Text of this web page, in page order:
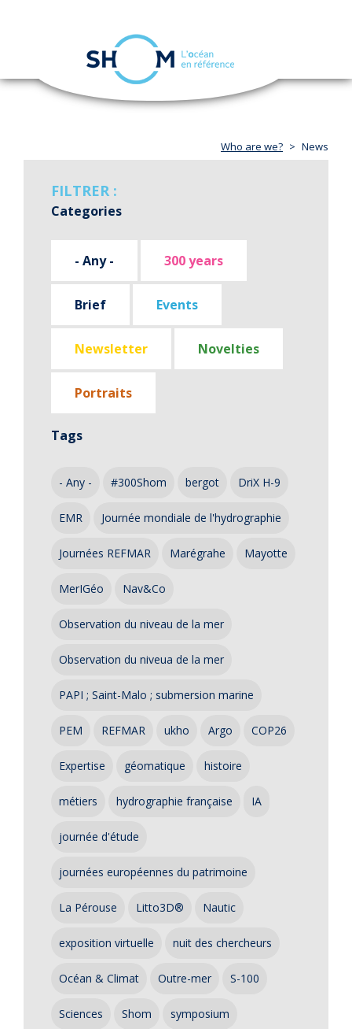
Skip
navigation
Who are we? News
FILTRER :
Categories
- Any - 300 years
Brief Events
Newsletter Novelties
Portraits
Tags
- Any - #300Shom bergot DriX H-9
EMR Journée mondiale de l'hydrographie
Journées REFMAR Marégrahe Mayotte
MerIGéo Nav&Co
Observation du niveau de la mer
Observation du niveua de la mer
PAPI ; Saint-Malo ; submersion marine
PEM REFMAR ukho Argo COP26
Expertise géomatique histoire
métiers hydrographie française IA
journée d'étude
journées européennes du patrimoine
La Pérouse Litto3D® Nautic
exposition virtuelle nuit des chercheurs
Océan & Climat Outre-mer S-100
Sciences Shom symposium